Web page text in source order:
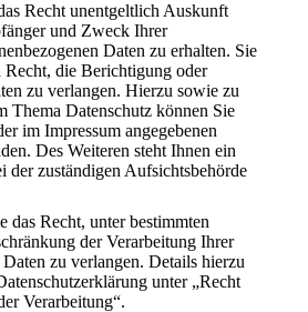
Recht unentgeltlich Auskunft
und Zweck Ihrer
Daten zu erhalten. Sie
Recht, die Berichtigung oder
zu verlangen. Hierzu sowie zu
Thema Datenschutz können Sie
im Impressum angegebenen
Des Weiteren steht Ihnen ein
der zuständigen Aufsichtsbehörde
das Recht, unter bestimmten
der Verarbeitung Ihrer
Daten zu verlangen. Details hierzu
unter „Recht
Verarbeitung“.